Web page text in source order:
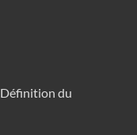
Définition du